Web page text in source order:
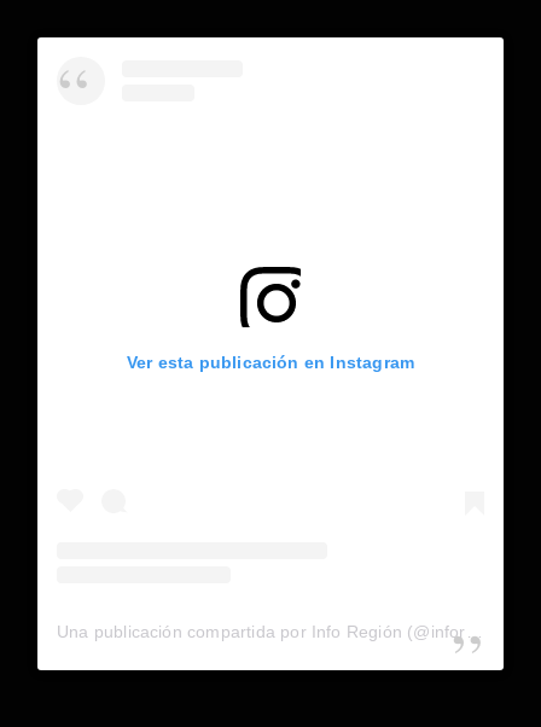
Ver esta publicación en Instagram
Una publicación compartida por Info Región (@inforegion_redes)